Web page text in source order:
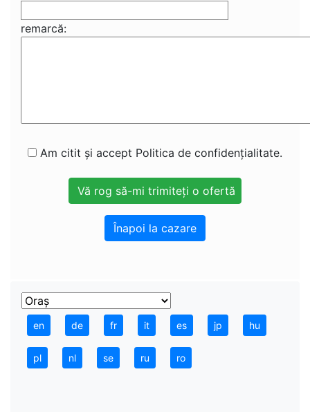
remarcă:
Am citit și accept Politica de confidențialitate.
Înapoi la cazare
en de fr it es jp hu
pl nl se ru ro